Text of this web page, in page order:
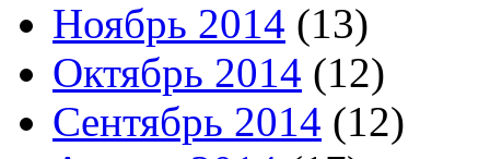
Ноябрь 2014 (13)
Октябрь 2014 (12)
Сентябрь 2014 (12)